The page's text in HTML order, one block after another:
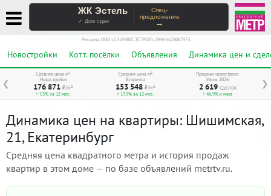
ЖК Эстель
✓ Дом сдан
Спец-
предложение
→
Реклама. ООО «СЗ ИНВЕСТСТРОЙ», ИНН 6678067973
Новостройки Котт. посёлки Объявления Динамика цен и
❮ ❯
Средняя цена м²
Новостройки
176 871 ₽/м²
↑ 7,5% за 12 мес.
Средняя цена м²
Вторичка
153 548 ₽/м²
↑ 17,9% за 12 мес.
Продажи новостроек
Июнь 2026
2 619 сделок
↑ 46,9% к маю
Динамика цен на квартиры: Шишимская,
21, Екатеринбург
Средняя цена квадратного метра и история продаж
квартир в этом доме — по базе объявлений metrtv.ru.